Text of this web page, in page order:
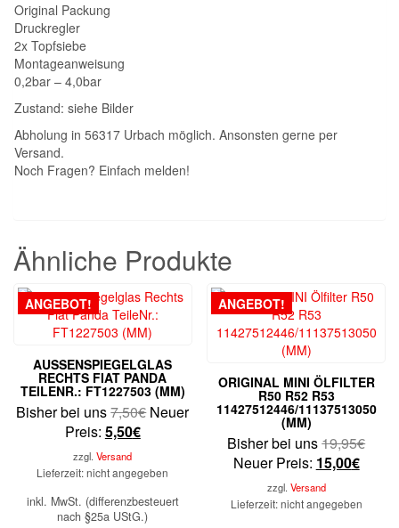
Original Packung
Druckregler
2x Topfsiebe
Montageanweisung
0,2bar – 4,0bar
Zustand: siehe Bilder
Abholung in 56317 Urbach möglich. Ansonsten gerne per
Versand.
Noch Fragen? Einfach melden!
Ähnliche Produkte
ANGEBOT!
AUSSENSPIEGELGLAS
RECHTS FIAT PANDA
TEILENR.: FT1227503 (MM)
Bisher bei uns7,50€ Ursprünglicher
7,50€
Neuer
Preis: 5,50€Aktueller
ist:
zzgl.Versand
Lieferzeit: nicht angegeben
inkl. MwSt. (differenzbesteuert
nach §25a UStG.)
ANGEBOT!
ORIGINAL MINI ÖLFILTER
R50 R52 R53
11427512446/11137513050
(MM)
Bisher bei uns19,95€
Neuer Preis: 15,00€
ist:
zzgl. Versand
Lieferzeit: nicht angegeben